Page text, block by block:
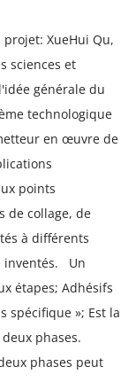
XueHui Qu,
sciences et
générale du
technologique
en œuvre de
points
de collage, de
à différents
Un
étapes; Adhésifs
spécifique »; Est la
phases.
phases peut